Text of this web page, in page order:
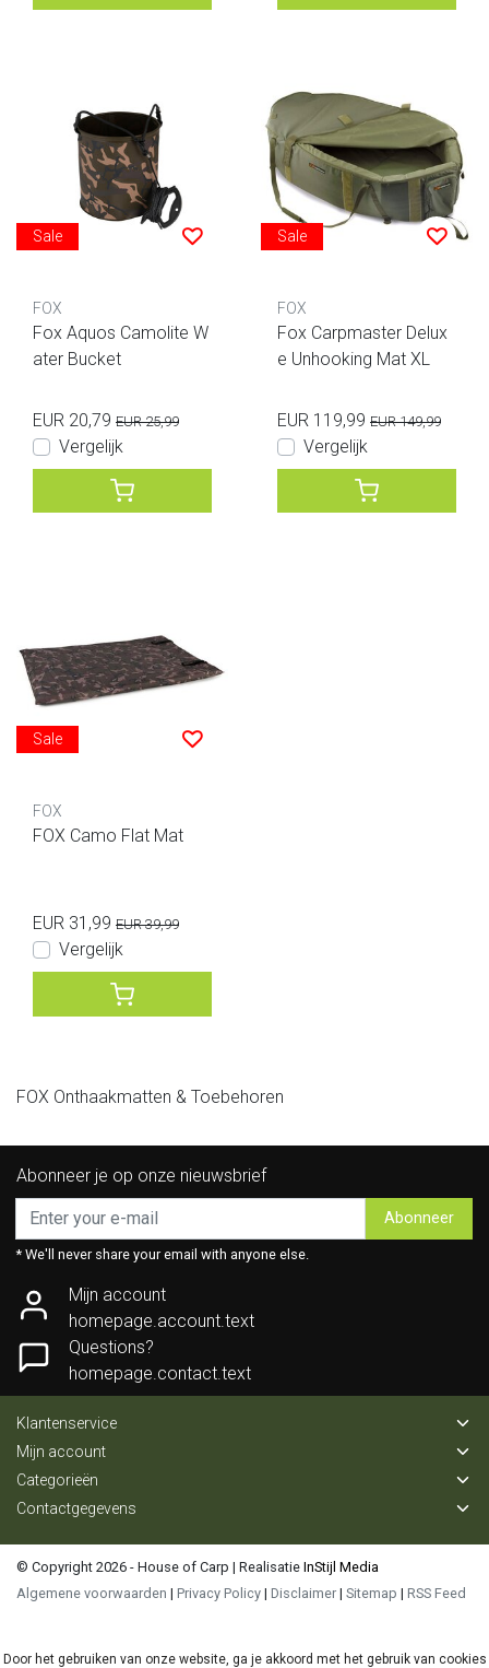
Sale
FOX
Fox Aquos Camolite W
ater Bucket
EUR 20,79 EUR 25,99
Vergelijk
Sale
FOX
Fox Carpmaster Delux
e Unhooking Mat XL
EUR 119,99 EUR 149,99
Vergelijk
Sale
FOX
FOX Camo Flat Mat
EUR 31,99 EUR 39,99
Vergelijk
FOX Onthaakmatten & Toebehoren
Abonneer je op onze nieuwsbrief
Abonneer
* We'll never share your email with anyone else.
Mijn account
homepage.account.text
Questions?
homepage.contact.text
Klantenservice
Mijn account
Categorieën
Contactgegevens
© Copyright 2026 - House of Carp | Realisatie InStijl Media
Algemene voorwaarden | Privacy Policy | Disclaimer | Sitemap | RSS Feed
Door het gebruiken van onze website, ga je akkoord met het gebruik van cookies